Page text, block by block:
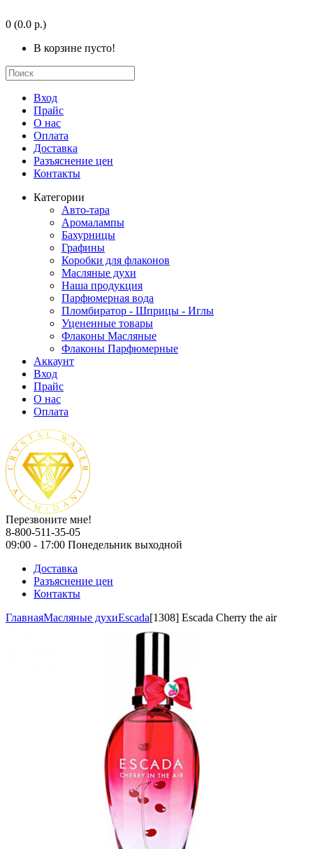
0 (0.0 р.)
В корзине пусто!
Вход
Прайс
О нас
Оплата
Доставка
Разъяснение цен
Контакты
Категории
Авто-тара
Аромалампы
Бахурницы
Графины
Коробки для флаконов
Масляные духи
Наша продукция
Парфюмерная вода
Пломбиратор - Шприцы - Иглы
Уцененные товары
Флаконы Масляные
Флаконы Парфюмерные
Аккаунт
Вход
Прайс
О нас
Оплата
Перезвоните мне!
8-800-511-35-05
09:00 - 17:00 Понедельник выходной
Доставка
Разъяснение цен
Контакты
ГлавнаяМасляные духиEscada[1308] Escada Cherry the air